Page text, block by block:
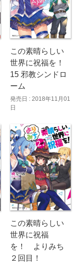
この素晴らしい
世界に祝福を！
15 邪教シンドロ
ーム
発売日 : 2018年11月01
日
この素晴らしい
世界に祝福
を！ よりみち
２回目！